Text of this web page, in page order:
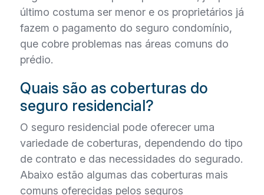
último costuma ser menor e os proprietários já
fazem o pagamento do seguro condomínio,
que cobre problemas nas áreas comuns do
prédio.
Quais são as coberturas do
seguro residencial?
O seguro residencial pode oferecer uma
variedade de coberturas, dependendo do tipo
de contrato e das necessidades do segurado.
Abaixo estão algumas das coberturas mais
comuns oferecidas pelos seguros